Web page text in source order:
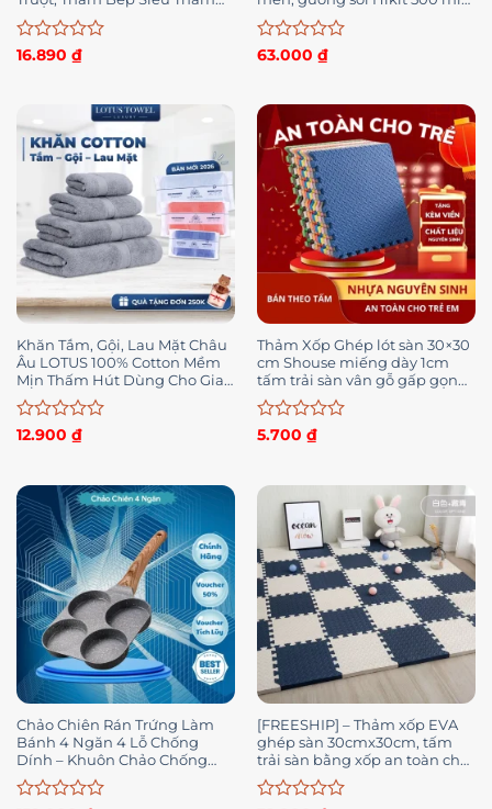
Nhà Tắm, Nhà Bếp
Được
5
sao
16.890 ₫
[Mua 1 tặng 2]
Được
0
sao
63.000 ₫
Khăn Tắm, Gội, Lau Mặt Châu
Âu LOTUS 100% Cotton Mềm
Mịn Thấm Hút Dùng Cho Gia
Đình Spa Khách Sạn
Được
0
5
sao
12.900 ₫
Thảm Xốp Ghép lót sàn 30×30
cm Shouse miếng dày 1cm
tấm trải sàn vân gỗ gấp gọn
xpe
Được
0
5.700 ₫
Chảo Chiên Rán Trứng Làm
Bánh 4 Ngăn 4 Lỗ Chống
Dính – Khuôn Chảo Chống
Dính Tay Cầm Gỗ 4 ngăn nấu
được mọi loại bếp
[FREESHIP] – Thảm xốp EVA
ghép sàn 30cmx30cm, tấm
trải sàn bằng xốp an toàn cho
bé